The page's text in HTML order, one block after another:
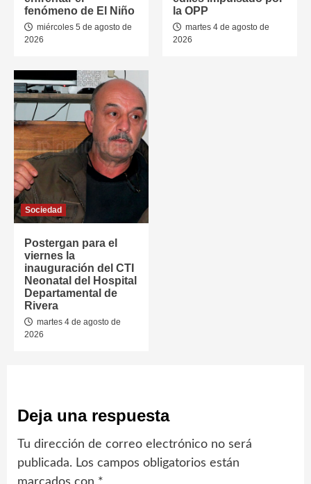
fenómeno de El Niño
miércoles 5 de agosto de
2026
la OPP
martes 4 de agosto de
2026
Sociedad
Postergan para el
viernes la
inauguración del CTI
Neonatal del Hospital
Departamental de
Rivera
martes 4 de agosto de
2026
Deja una respuesta
Tu dirección de correo electrónico no será
publicada. Los campos obligatorios están